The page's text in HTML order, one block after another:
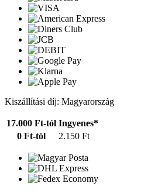
Kiszállítási díj: Magyarország
17.000 Ft-tól Ingyenes*
0 Ft-tól
2.150 Ft